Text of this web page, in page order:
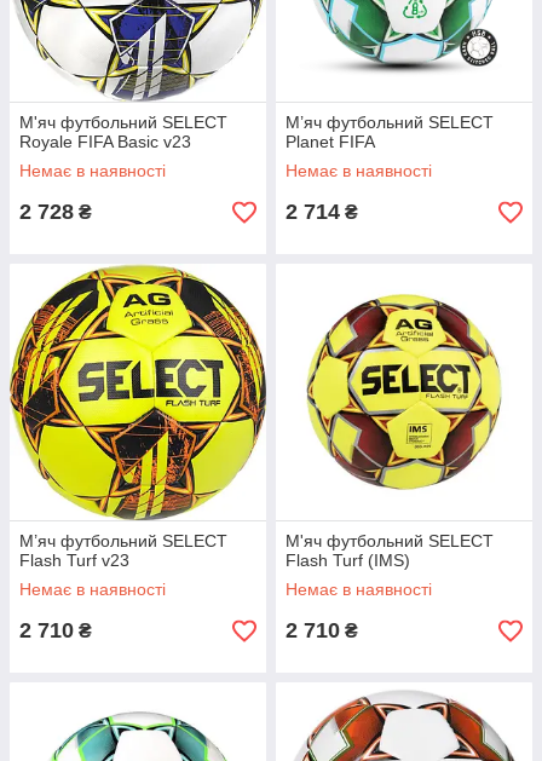
М'яч футбольний SELECT
Royale FIFA Basic v23
Немає в наявності
2 728 ₴
М’яч футбольний SELECT
Planet FIFA
Немає в наявності
2 714 ₴
М’яч футбольний SELECT
Flash Turf v23
Немає в наявності
2 710 ₴
М'яч футбольний SELECT
Flash Turf (IMS)
Немає в наявності
2 710 ₴